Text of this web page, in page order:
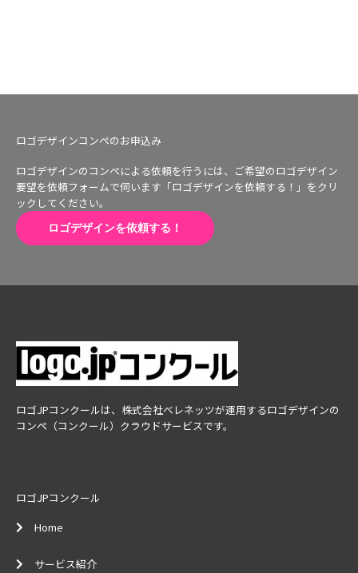
ロゴデザインコンペのお申込み
ロゴデザインのコンペによる依頼を行うには、ご希望のロゴデザイン
要望を依頼フォームで伺います「ロゴデザインを依頼する！」をクリ
ックしてください。
ロゴデザインを依頼する！
ロゴJPコンクールは、株式会社ベレネッツが運用するロゴデザインの
コンペ（コンクール）クラウドサービスです。
ロゴJPコンクール
Home
サービス紹介